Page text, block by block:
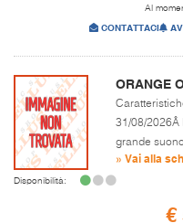
Al
CONTATTACI
ORANGE
31/08/2026Â
grande
» Vai alla
Disponibilità:
€